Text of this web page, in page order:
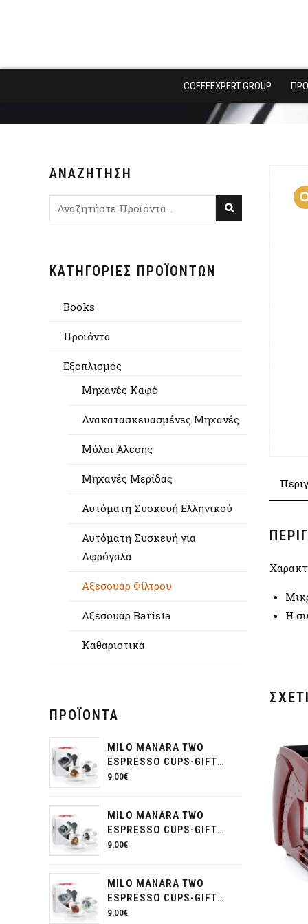
COFFEEXPERT GROUP
Η
ΑΝΑΖΉΤΗΣΗ
ΚΑΤΗΓΟΡΊΕΣ ΠΡΟΪΌΝΤΩΝ
Books
Προϊόντα
Εξοπλισμός
Μηχανές Καφέ
Ανακατασκευασμένες Μηχανές
Μύλοι Άλεσης
Μηχανές Μερίδας
Αυτόματη Συσκευή Ελληνικού
Αυτόματη Συσκευή για
Αφρόγαλα
Αξεσουάρ Φίλτρου
Αξεσουάρ Barista
Καθαριστικά
ΠΡΟΪΌΝΤΑ
MILO MANARA TWO
ESPRESSO CUPS-GIFT
PACK
9.00€
MILO MANARA TWO
ESPRESSO CUPS-GIFT
PACK
9.00€
MILO MANARA TWO
ESPRESSO CUPS-GIFT
PACK
9.00€